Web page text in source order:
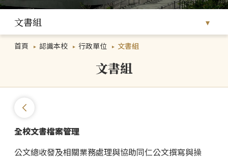
文書組
首頁 認識本校 行政單位 文書組
文書組
全校文書檔案管理
公文總收發及相關業務處理與協助同仁公文撰寫與操